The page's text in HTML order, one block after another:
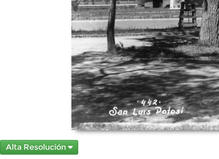
Alta Resolución